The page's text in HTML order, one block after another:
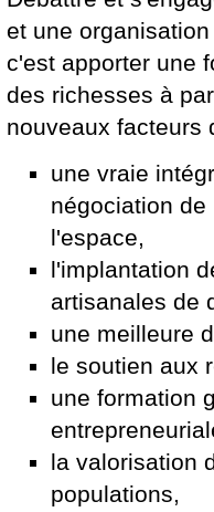
et une
c'est apporter une
des richesses à
nouveaux facteurs
une vraie
négociation
l'espace,
l'implantation
artisanales de
une meilleure
le soutien aux
une formation
la valorisation
populations,